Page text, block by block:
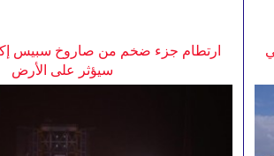
ارتطام جزء ضخم من صاروخ سبيس
سيؤثر على الأرض